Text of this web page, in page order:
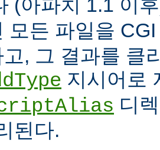
(아파치 1.1 이
모든 파일을
, 그 결과를 클
지시어로
디
된다.